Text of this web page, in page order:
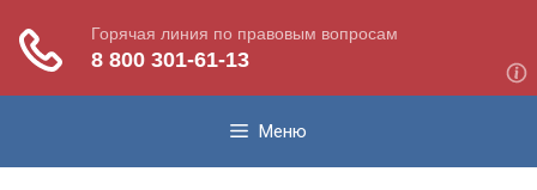
содержимому
Меню